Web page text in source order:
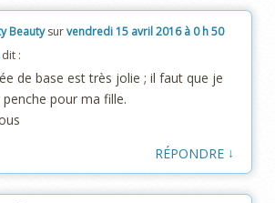
Beautysurvendredi 15 avril 2016 à 0 h 50
dit :
de base est très jolie ; il faut que je
penche pour ma fille.
RÉPONDRE ↓